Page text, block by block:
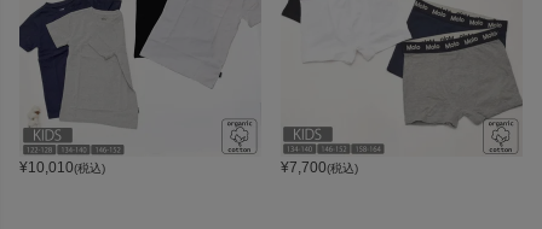
¥10,010(税込) ¥7,700(税込)